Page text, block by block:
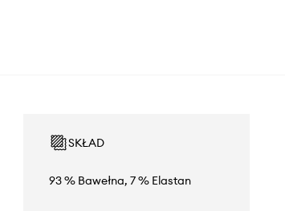
SKŁAD
93 % Bawełna, 7 % Elastan